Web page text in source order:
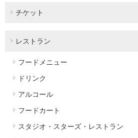
チケット
レストラン
フードメニュー
ドリンク
アルコール
フードカート
スタジオ・スターズ・レストラン